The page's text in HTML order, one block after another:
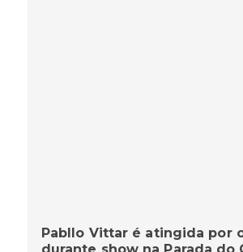
Pabllo Vittar é atingida por